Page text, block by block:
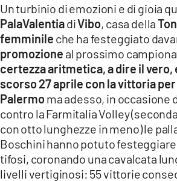
LACTV.IT
LACONAIR.IT
LACITYMAG.IT
ILREGGINO.IT
COSENZACHANNEL.IT
ILVIBONESE.IT
CATANZAROCHANNEL.IT
Un turbinio di emozioni e di gioia
PalaValentiadiVibo, casa della
femminile che ha festeggiato
promozione al prossimo
certezza aritmetica, a dire il vero,
scorso 27 aprile con la vittoria per
Palermoma adesso, in occasione
contro la Farmitalia Volley
con otto lunghezze in meno) le
Boschini hanno potuto
tifosi, coronando una cavalcata
livelli vertiginosi: 55 vittorie